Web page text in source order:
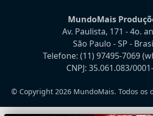
MundoMais
Av. Paulista, 171 - 4o.
São Paulo - SP -
Telefone: (11) 97495-7069
CNPJ: 35.061.083/
© Copyright 2026 MundoMais. Todos os